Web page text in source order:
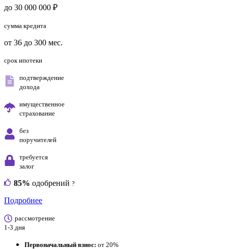
до 30 000 000 ₽
сумма кредита
от 36 до 300 мес.
срок ипотеки
подтверждение
дохода
имущественное
страхование
без
поручителей
требуется
залог
85% одобрений ?
Подробнее
рассмотрение
1-3 дня
Первоначальный взнос: от 20%